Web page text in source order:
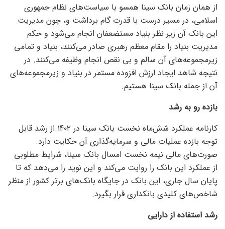
از همان زمان بانک سینا همسو با سیاست‌های نظام جمهوری
اسلامی، در مسیر درست با قدرت گام برداشت و، چون مدیریت
این بانک آن زیر نظر بنیاد مستضعفان انجام می‌شود و حکم
مدیریت بنیاد را مقام معظم رهبری صادر می‌کنند، بنیاد و تمامی
زیرمجموعه‌های آن سالم و بی نقص انجام وظیفه می‌کنند. در
نتیجه شاهد ایجاد ارزش افزوده مستمر در بنیاد و زیرمجموعه‌های
آن از جمله بانک سینا هستیم.
بازده رو به رشد
کارنامه عملکرد شش‌ماه نخست بانک سینا در ۱۴۰۲ از رشد قابل
توجه بازده عملیات مالی و سرمایه‌گذاری آن حکایت دارد.
صورت‌های مالی نیمه نخست امسال بانک سینا، شرایط مطلوبی
از عملکرد این بانک را روایت می‌کند و این نوید را می‌دهد که تا
پایان سال جاری، این بانک در جایگاه بانک‌های برتر کشور از منظر
شاخص‌های کلیدی بانکداری قرار بگیرد.
رشد استفاده از دارایی